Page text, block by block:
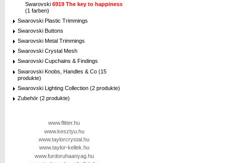
Swarovski 6919 The key to happiness
(1 farben)
Swarovski Plastic Trimmings
Swarovski Buttons
Swarovski Metal Trimmings
Swarovski Crystal Mesh
Swarovski Cupchains & Findings
Swarovski Knobs, Handles & Co (15
produkte)
Swarovski Lighting Collection (2 produkte)
Zubehör (2 produkte)
www.flitter.hu
www.kesztyu.hu
www.taylorcrystal.hu
www.taylor-kellek.hu
www.furdoruhaanyag.hu